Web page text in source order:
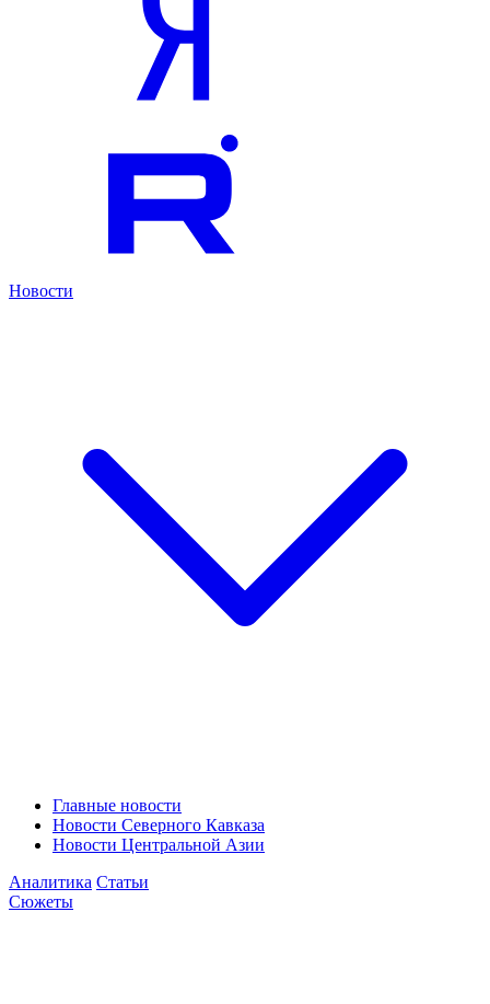
Новости
Главные новости
Новости Северного Кавказа
Новости Центральной Азии
Аналитика Статьи
Сюжеты